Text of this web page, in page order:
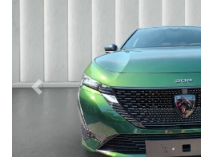
Prededente